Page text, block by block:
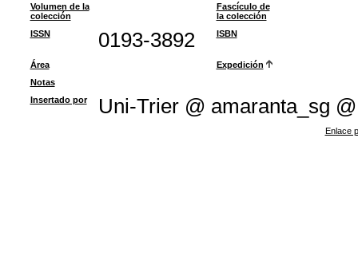
Volumen de la
colección
Fascículo de
la colección
ISSN
0193-3892 ISBN
Área
Expedición
Notas
Insertado por
Uni-Trier @ amaranta_sg @
Enlace